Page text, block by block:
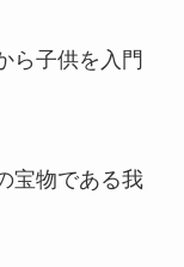
ら子供を入門
宝物である我